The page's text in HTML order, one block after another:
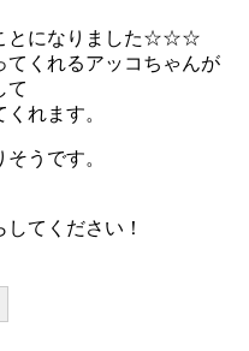
とになりました☆☆☆
てくれるアッコちゃんが
て
れます。
うです。
てください！